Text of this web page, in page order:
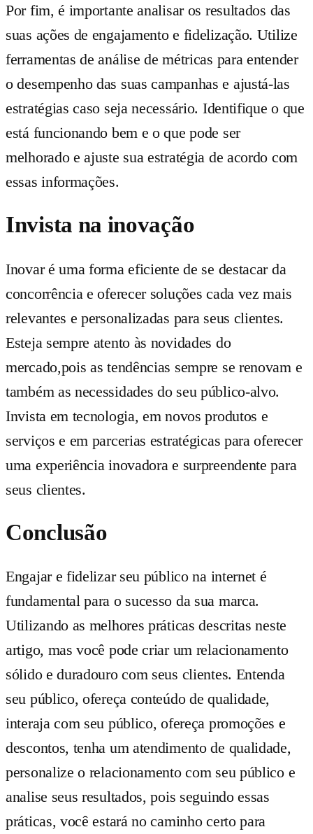
Por fim, é importante analisar os resultados das
suas ações de engajamento e fidelização. Utilize
ferramentas de análise de métricas para entender
o desempenho das suas campanhas e ajustá-las
estratégias caso seja necessário. Identifique o que
está funcionando bem e o que pode ser
melhorado e ajuste sua estratégia de acordo com
essas informações.
Invista na inovação
Inovar é uma forma eficiente de se destacar da
concorrência e oferecer soluções cada vez mais
relevantes e personalizadas para seus clientes.
Esteja sempre atento às novidades do
mercado,pois as tendências sempre se renovam e
também as necessidades do seu público-alvo.
Invista em tecnologia, em novos produtos e
serviços e em parcerias estratégicas para oferecer
uma experiência inovadora e surpreendente para
seus clientes.
Conclusão
Engajar e fidelizar seu público na internet é
fundamental para o sucesso da sua marca.
Utilizando as melhores práticas descritas neste
artigo, mas você pode criar um relacionamento
sólido e duradouro com seus clientes. Entenda
seu público, ofereça conteúdo de qualidade,
interaja com seu público, ofereça promoções e
descontos, tenha um atendimento de qualidade,
personalize o relacionamento com seu público e
analise seus resultados, pois seguindo essas
práticas, você estará no caminho certo para